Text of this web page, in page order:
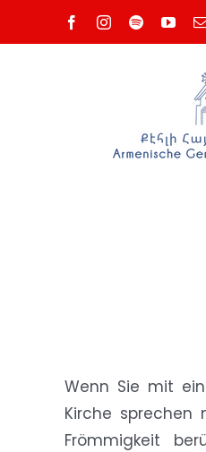
Inhalt
FacebookInstagram
Spotify
Wenn Sie mit
Kirche sprechen
Frömmigkeit